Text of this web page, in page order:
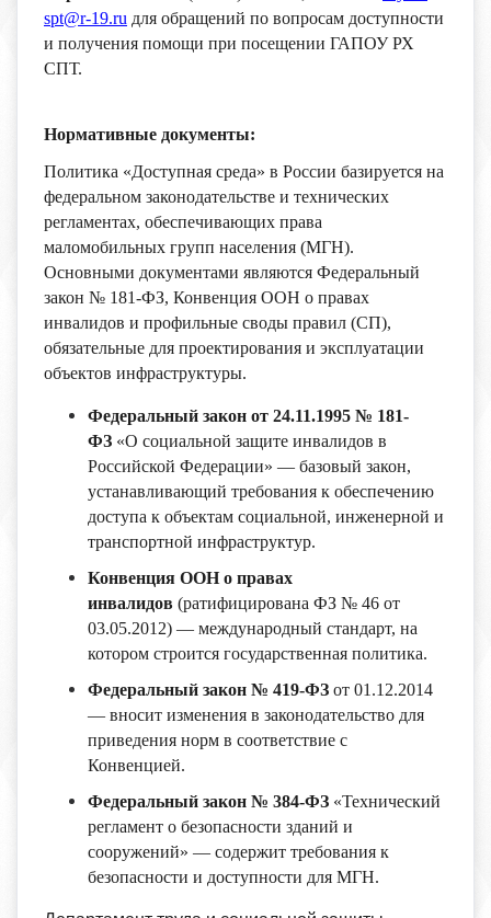
spt@r-19.ru для обращений по вопросам доступности
и получения помощи при посещении ГАПОУ РХ
СПТ.
Нормативные документы:
Политика «Доступная среда» в России базируется на
федеральном законодательстве и технических
регламентах, обеспечивающих права
маломобильных групп населения (МГН).
Основными документами являются Федеральный
закон № 181-ФЗ, Конвенция ООН о правах
инвалидов и профильные своды правил (СП),
обязательные для проектирования и эксплуатации
объектов инфраструктуры.
Федеральный закон от 24.11.1995 № 181-
ФЗ «О социальной защите инвалидов в
Российской Федерации» — базовый закон,
устанавливающий требования к обеспечению
доступа к объектам социальной, инженерной и
транспортной инфраструктур.
Конвенция ООН о правах
инвалидов (ратифицирована ФЗ № 46 от
03.05.2012) — международный стандарт, на
котором строится государственная политика.
Федеральный закон № 419-ФЗ от 01.12.2014
— вносит изменения в законодательство для
приведения норм в соответствие с
Конвенцией.
Федеральный закон № 384-ФЗ «Технический
регламент о безопасности зданий и
сооружений» — содержит требования к
безопасности и доступности для МГН.